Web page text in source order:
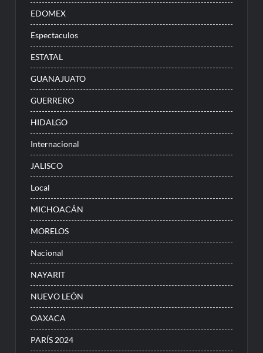
EDOMEX
Espectaculos
ESTATAL
GUANAJUATO
GUERRERO
HIDALGO
Internacional
JALISCO
Local
MICHOACÁN
MORELOS
Nacional
NAYARIT
NUEVO LEÓN
OAXACA
PARÍS 2024